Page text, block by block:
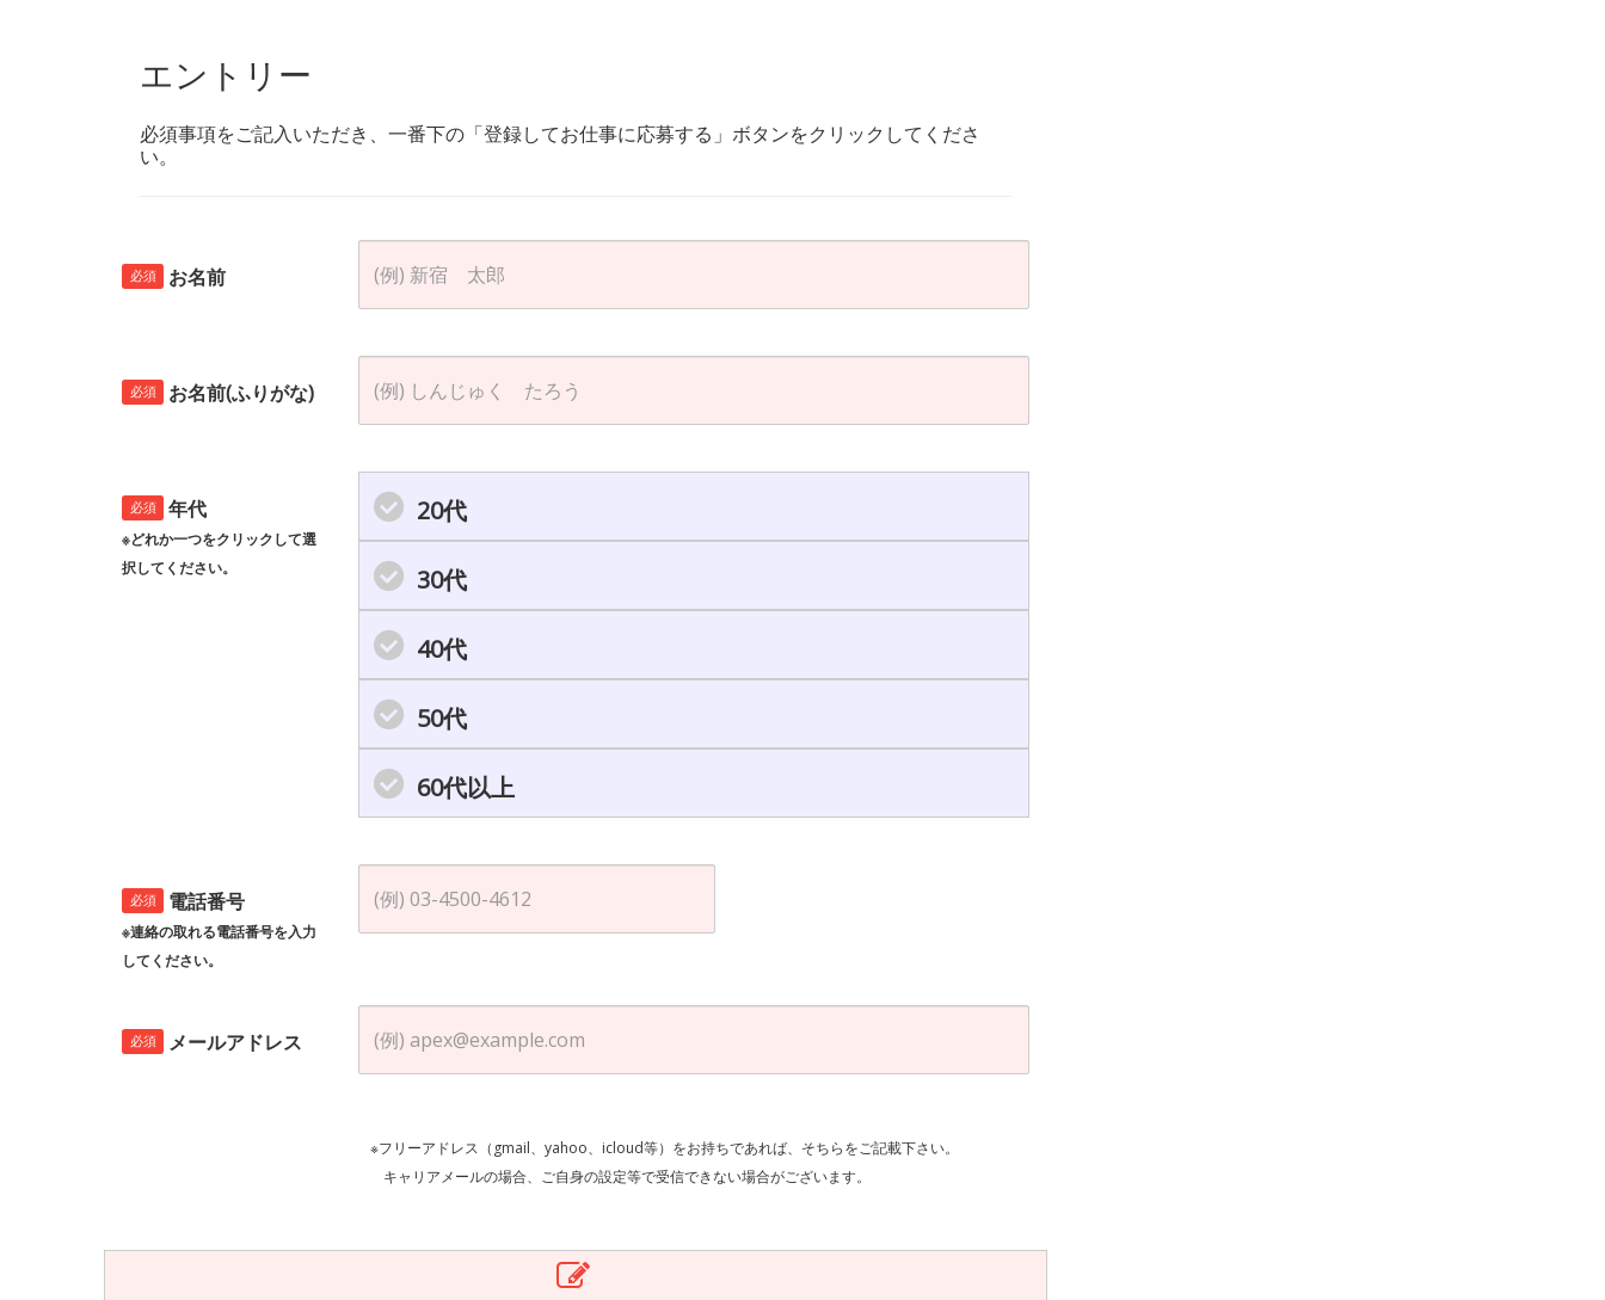
エントリー
必須事項をご記入いただき、一番下の「登録してお仕事に応募する」ボタンをクリックしてくださ
い。
必須 お名前
必須 お名前(ふりがな)
必須 年代
※どれか一つをクリックして選
択してください。
20代
30代
40代
50代
60代以上
必須 電話番号
※連絡の取れる電話番号を入力
してください。
必須 メールアドレス
※フリーアドレス（gmail、yahoo、icloud等）をお持ちであれば、そちらをご記載下さい。
キャリアメールの場合、ご自身の設定等で受信できない場合がございます。